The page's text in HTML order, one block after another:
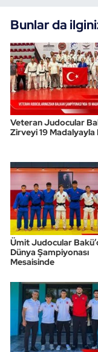
Bunlar da
Veteran Judocular
Zirveyi 19
Ümit Judocular
Dünya Şampiyonası
Mesaisinde